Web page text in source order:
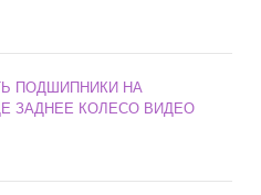
ПОДШИПНИКИ НА
ЗАДНЕЕ КОЛЕСО ВИДЕО